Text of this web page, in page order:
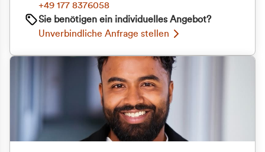
+49 177 8376058
Sie benötigen ein individuelles Angebot?
Unverbindliche Anfrage stellen